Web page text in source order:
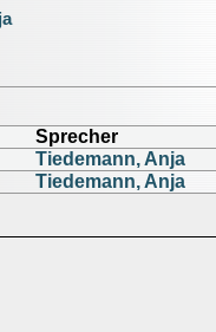
Sprecher
Tiedemann, Anja
Tiedemann, Anja